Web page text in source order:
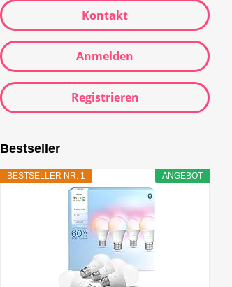
Kontakt
Anmelden
Registrieren
Bestseller
ANGEBOT
BESTSELLER NR. 1